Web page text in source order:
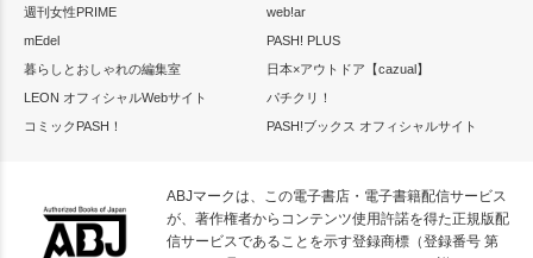
週刊女性PRIME
web!ar
mEdel
PASH! PLUS
暮らしとおしゃれの編集室
日本×アウトドア【cazual】
LEON オフィシャルWebサイト
パチクリ！
コミックPASH！
PASH!ブックス オフィシャルサイト
ABJマークは、この電子書店・電子書籍配信サービス
が、著作権者からコンテンツ使用許諾を得た正規版配
信サービスであることを示す登録商標（登録番号 第